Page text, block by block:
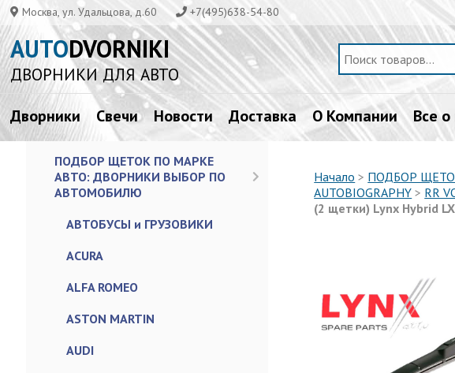
Москва, ул. Удальцова, д.60 +7(495)638-54-80
AUTODVORNIKI
ДВОРНИКИ ДЛЯ АВТО
Дворники Свечи Новости Доставка О Компании Все
ПОДБОР ЩЕТОК ПО МАРКЕ
АВТО: ДВОРНИКИ ВЫБОР ПО
АВТОМОБИЛЮ
АВТОБУСЫ и ГРУЗОВИКИ
ACURA
ALFA ROMEO
ASTON MARTIN
AUDI
Начало > ПОДБОР
AUTOBIOGRAPHY > RR
(2 щетки) Lynx Hybrid